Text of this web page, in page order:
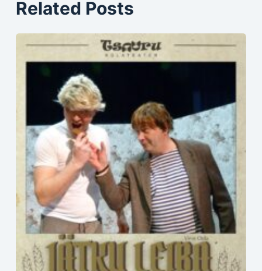
Related Posts